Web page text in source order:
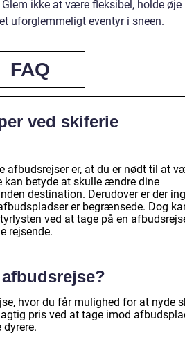
ikke at være fleksibel, holde øje
uforglemmeligt eventyr i sneen.
FAQ
ved skiferie
afbudsrejser er, at du er nødt til at
kan betyde at skulle ændre dine
destination. Derudover er der
er begrænsede. Dog
ved at tage på en
rejsende.
hvor du får mulighed for at nyde
pris ved at tage imod